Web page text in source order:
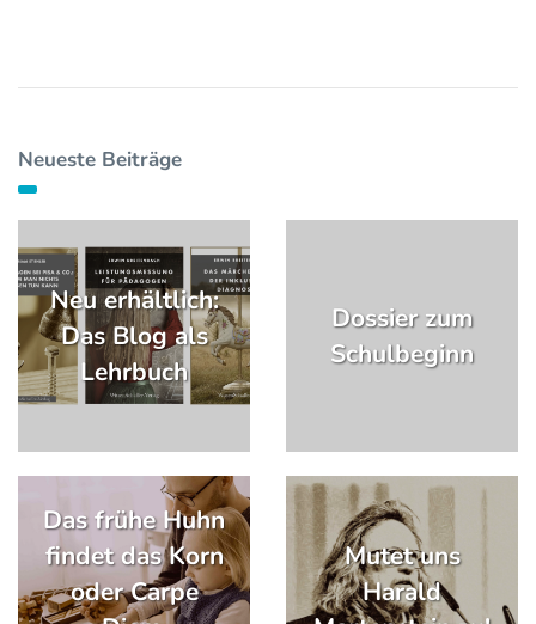
Neueste Beiträge
Neu erhältlich:
Das Blog als
Lehrbuch
Dossier zum
Schulbeginn
Das frühe Huhn
findet das Korn
oder Carpe
Mutet uns
Harald